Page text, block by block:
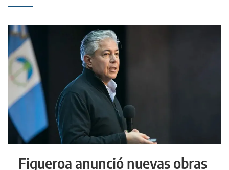
Figueroa anunció nuevas obras